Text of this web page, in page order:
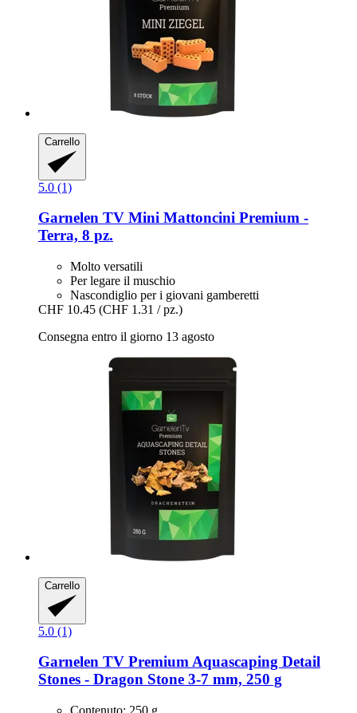
Carrello
5.0 (1)
Garnelen TV Mini Mattoncini Premium -​
Terra, 8 pz.
Molto versatili
Per legare il muschio
Nascondiglio per i giovani gamberetti
CHF 10.45 (CHF 1.31 / pz.)
Consegna entro il giorno 13 agosto
Carrello
5.0 (1)
Garnelen TV Premium Aquascaping Detail
Stones -​ Dragon Stone 3-​7 mm, 250 g
Contenuto: 250 g